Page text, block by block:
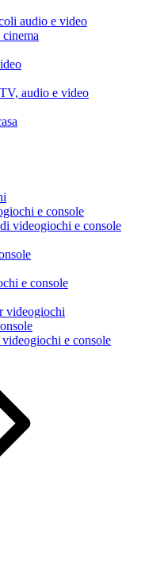
audio e video
audio e video
e console
videogiochi e console
e console
videogiochi
e console